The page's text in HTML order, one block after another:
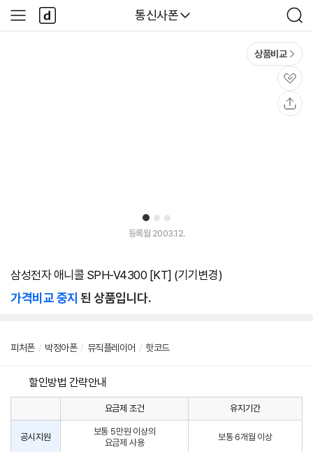
다나와
통신사폰
검
색
사
이
다
나
와
1 2 3
상품비교
관
심
등록월 2003.12.
삼성전자 애니콜 SPH-V4300 [KT] (기기변경)
가격비교 중지 된 상품입니다.
피처폰 / 박정아폰 / 뮤직플레이어 / 핫코드
할인방법 간략안내
사
요금제 조건 유지기간
공시지원
보통 5만원 이상의
요금제 사용
보통 6개월 이상